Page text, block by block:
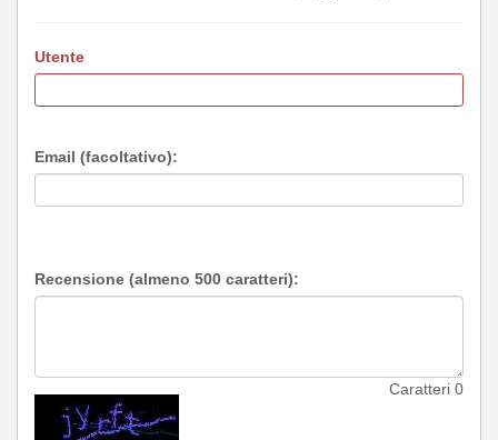
Utente
Email (facoltativo):
Recensione (almeno 500 caratteri):
Caratteri 0